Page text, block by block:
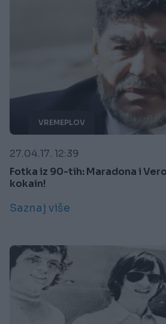
VREMEPLOV
27.04.17. 12:39
Fotka iz 90-tih: Maradona i
kokain!
Saznaj više